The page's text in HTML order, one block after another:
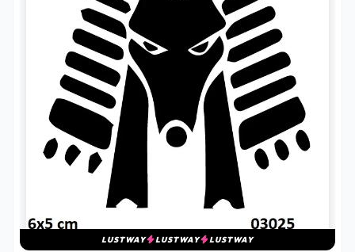
LUSTWAY LUSTWAY LUSTWAY